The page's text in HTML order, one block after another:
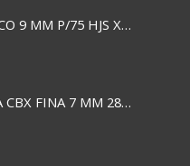
ESPIRAL PLASTICO 9 MM P/75 HJS X50X2400
SILICONA BARRA CBX FINA 7 MM 28 CM